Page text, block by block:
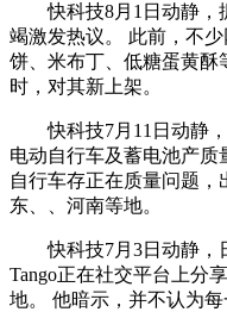
快科技8月1日动静，
竭激发热议。 此前，不
饼、米布丁、低糖蛋黄酥
时，对其新上架。
快科技7月11日动静，
电动自行车及蓄电池产质
自行车存正在质量问题
东、、河南等地。
快科技7月3日动静，
Tango正在社交平台上分
地。 他暗示，并不认为